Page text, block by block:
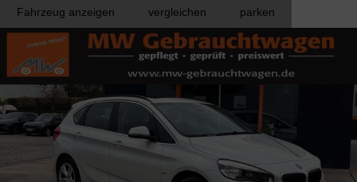
Fahrzeug anzeigen vergleichen parken